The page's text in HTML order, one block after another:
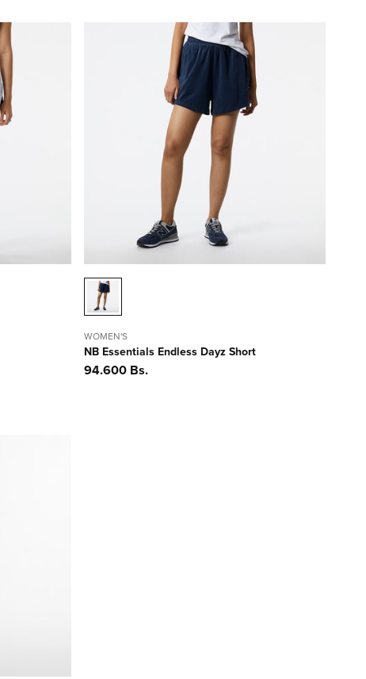
WOMEN'S
NB Essentials Endless Dayz Short
Precio
94.600 Bs.